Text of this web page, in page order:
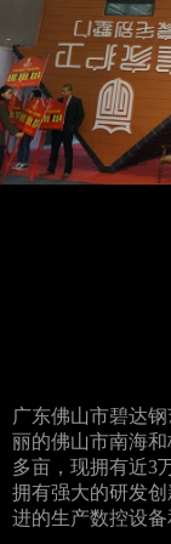
广东佛山市碧达
丽的佛山市南海
多亩，现拥有近3
拥有强大的研发
进的生产数控设备